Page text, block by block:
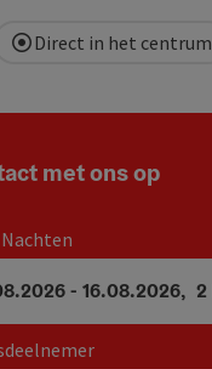
Direct in het centrum
met ons op
aankomst en vertrek
- 16.08.2026, 2